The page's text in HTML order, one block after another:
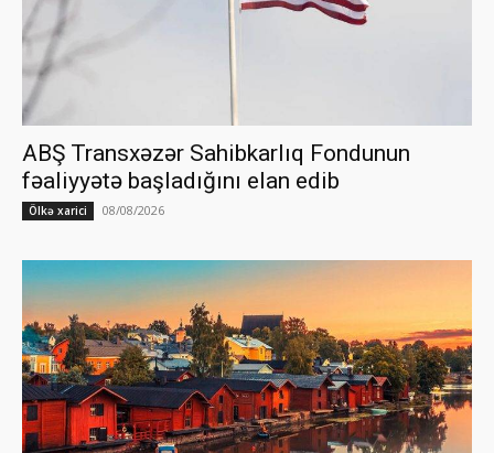
ABŞ Transxəzər Sahibkarlıq Fondunun
fəaliyyətə başladığını elan edib
Ölkə xarici 08/08/2026